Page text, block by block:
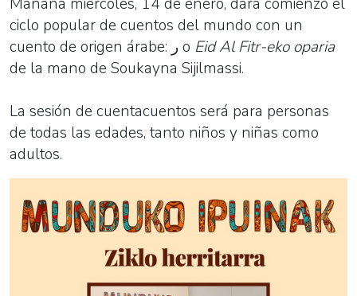
ciclo popular de cuentos del mundo con un
cuento de origen árabe: ر o Eid Al Fitr-eko oparia
de la mano de Soukayna Sijilmassi.
La sesión de cuentacuentos será para personas
de todas las edades, tanto niños y niñas como
adultos.